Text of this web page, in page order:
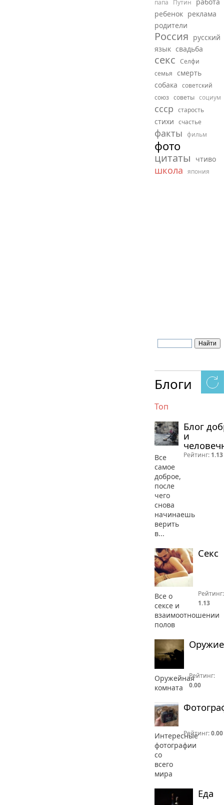
папа Путин
ребенок реклама
родители
Россия русский
язык свадьба
секс Селфи
семья смерть
собака советский
союз советы социум
ссср старость
стихи счастье
факты фильм
фото
цитаты чтиво
школа япония
Блоги
Топ
Блог
и
Все
самое
доброе,
после
чего
снова
начинаешь
верить
в...
Рейтинг: 1.13
Секс
Все о
сексе и
взаимоотношении
полов
Рейтинг:
1.13
Оружие
Оружейная
комната
Рейтинг:
0.00
Интересные
фотографии
со
всего
мира
Рейтинг:0.00
Еда